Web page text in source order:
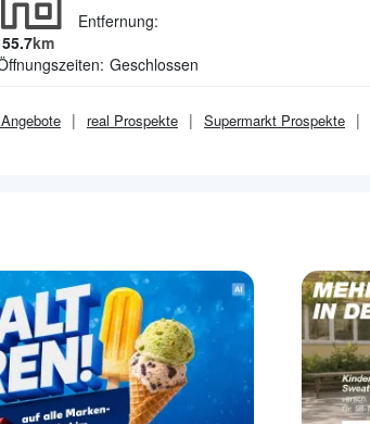
Entfernung:
55.7km
Geschlossen
Angebote real Prospekte Supermarkt Prospekte